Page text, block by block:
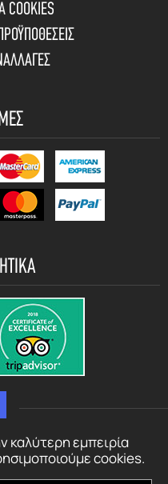
καλύτερη εμπειρία
cookies.
COOKIES
- 2026 All rights reserved